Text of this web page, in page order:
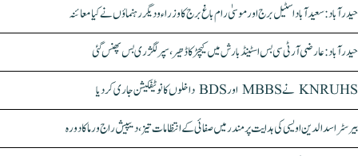
حیدرآباد: سعیدآباد اسٹیل برج اور موسیٰ رام باغ برج کا وزراء و دیگر رہنماؤں نے کیا معائنہ
حیدرآباد: عارضی آر ٹی سی بس اسٹینڈ بارش میں کیچڑ کا ڈھیر، سپر لگژری بس پھنس گئی
KNRUHS نے MBBS اور BDS داخلوں کا نوٹیفکیشن جاری کر دیا
بیرسٹر اسدالدین اویسی کی ہدایت پر مندر میں صفائی کے انتظامات تیز، دیپیش راج ورما کا دورہ